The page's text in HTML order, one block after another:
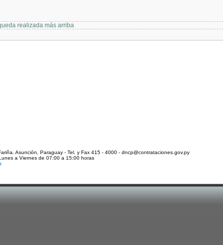
realizada más arriba
Asunción, Paraguay - Tel. y Fax 415 - 4000 - dncp@contrataciones.gov.py
a Viernes de 07:00 a 15:00 horas